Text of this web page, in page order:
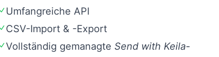
Umfangreiche API
CSV-Import & -Export
Vollständig gemanagte Send with Keila-